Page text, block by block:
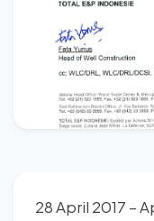
28 April 2017 –